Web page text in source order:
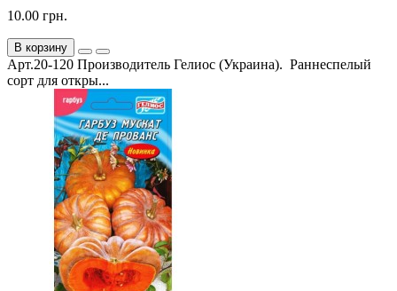
10.00 грн.
В корзину
Арт.20-120 Производитель Гелиос (Украина). Раннеспелый
сорт для откры...